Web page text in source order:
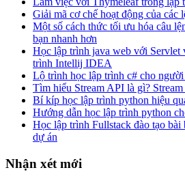
Giải mã cơ chế hoạt động của các
Một số cách thức tối ưu hóa câu
bạn nhanh hơn
Học lập trình java web với Servlet
trình Intellij IDEA
Lộ trình học lập trình c# cho
Tìm hiểu Stream API là gì?
Bí kíp học lập trình python hiệu
Hướng dẫn học lập trình python
Học lập trình Fullstack đào tạo bài
dự án
Nhận xét mới